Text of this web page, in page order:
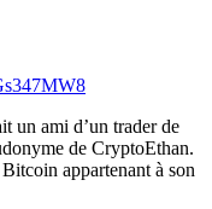
un ami d’un trader de
de CryptoEthan.
appartenant à son